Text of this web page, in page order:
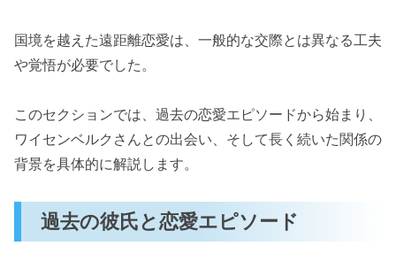
国境を越えた遠距離恋愛は、一般的な交際とは異なる工夫
や覚悟が必要でした。
このセクションでは、過去の恋愛エピソードから始まり、
ワイセンベルクさんとの出会い、そして長く続いた関係の
背景を具体的に解説します。
過去の彼氏と恋愛エピソード